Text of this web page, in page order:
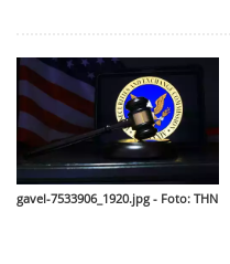
gavel-7533906_1920.jpg - Foto: THN